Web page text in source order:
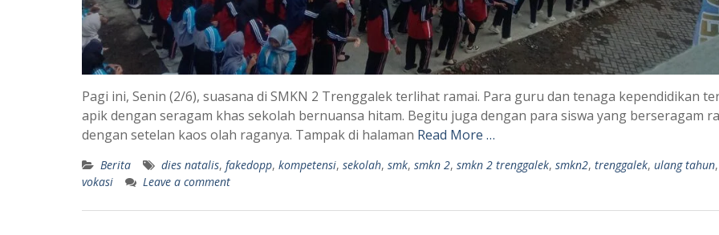
Pagi ini, Senin (2/6), suasana di SMKN 2 Trenggalek terlihat ramai. Para guru dan tenaga kependidikan
apik dengan seragam khas sekolah bernuansa hitam. Begitu juga dengan para siswa yang berseragam
dengan setelan kaos olah raganya. Tampak di halaman Read More …
Berita dies natalis, fakedopp, kompetensi, sekolah, smk, smkn 2, smkn 2 trenggalek, smkn2, trenggalek, ulang tahun,
vokasi
Leave a comment